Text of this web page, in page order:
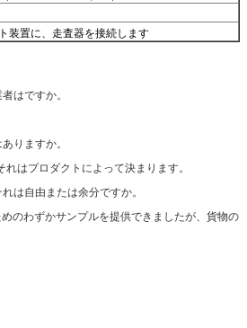
装置に、走査器を接続します
はですか。
りますか。
はプロダクトによって決まります。
は自由または余分ですか。
のわずかサンプルを提供できましたが、貨物の